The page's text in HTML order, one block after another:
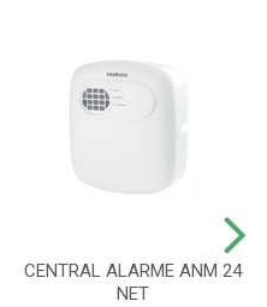
CENTRAL ALARME ANM 24
NET